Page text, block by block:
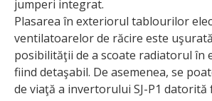
jumperi integrat.
Plasarea în exteriorul tablourilor
ventilatoarelor de răcire este
posibilităţii de a scoate radiatorul în
fiind detaşabil. De asemenea, se
de viaţă a invertorului SJ-P1 datorită